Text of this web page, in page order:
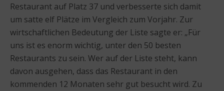
Restaurant auf Platz 37 und verbesserte sich damit
um satte elf Plätze im Vergleich zum Vorjahr. Zur
wirtschaftlichen Bedeutung der Liste sagte er: „Für
uns ist es enorm wichtig, unter den 50 besten
Restaurants zu sein. Wer auf der Liste steht, kann
davon ausgehen, dass das Restaurant in den
kommenden 12 Monaten sehr gut besucht wird. Zu